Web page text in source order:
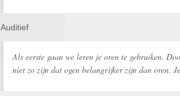
Auditief
Als eerste gaan we leren je oren te gebruiken.
niet zo zijn dat ogen belangrijker zijn dan oren.